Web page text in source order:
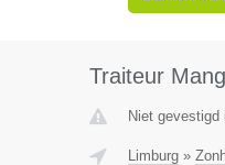
Traiteur
Niet
Limburg»